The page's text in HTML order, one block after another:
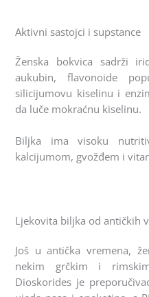
Aktivni sastojci i supstance
Ženska bokvica sadrži
aukubin, flavonoide
silicijumovu kiselinu i
da luče mokraćnu kiselinu.
Biljka ima visoku
kalcijumom, gvožđem i
Ljekovita biljka od antičkih
Još u antička vremena,
nekim grčkim i
Dioskorides je